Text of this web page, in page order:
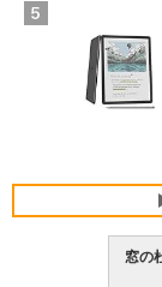
窓の